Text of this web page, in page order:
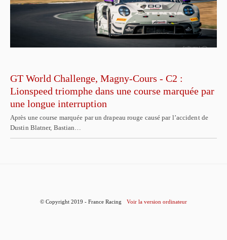
GT World Challenge, Magny-Cours - C2 :
Lionspeed triomphe dans une course marquée par
une longue interruption
Après une course marquée par un drapeau rouge causé par l’accident de
Dustin Blatner, Bastian…
© Copyright 2019 - France Racing Voir la version ordinateur